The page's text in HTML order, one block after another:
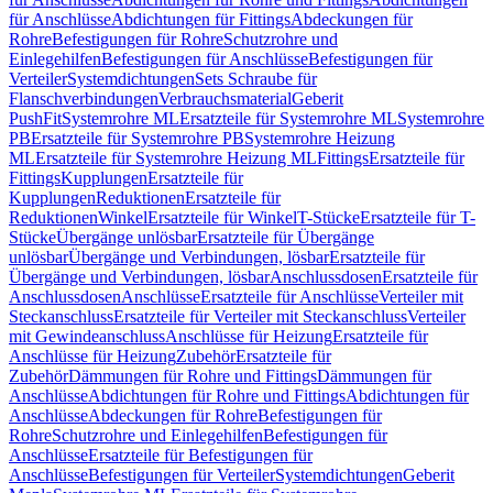
für AnschlüsseAbdichtungen für FittingsAbdeckungen für
RohreBefestigungen für RohreSchutzrohre und
EinlegehilfenBefestigungen für AnschlüsseBefestigungen für
VerteilerSystemdichtungenSets Schraube für
FlanschverbindungenVerbrauchsmaterialGeberit
PushFitSystemrohre MLErsatzteile für Systemrohre MLSystemrohre
PBErsatzteile für Systemrohre PBSystemrohre Heizung
MLErsatzteile für Systemrohre Heizung MLFittingsErsatzteile für
FittingsKupplungenErsatzteile für
KupplungenReduktionenErsatzteile für
ReduktionenWinkelErsatzteile für WinkelT-StückeErsatzteile für T-
StückeÜbergänge unlösbarErsatzteile für Übergänge
unlösbarÜbergänge und Verbindungen, lösbarErsatzteile für
Übergänge und Verbindungen, lösbarAnschlussdosenErsatzteile für
AnschlussdosenAnschlüsseErsatzteile für AnschlüsseVerteiler mit
SteckanschlussErsatzteile für Verteiler mit SteckanschlussVerteiler
mit GewindeanschlussAnschlüsse für HeizungErsatzteile für
Anschlüsse für HeizungZubehörErsatzteile für
ZubehörDämmungen für Rohre und FittingsDämmungen für
AnschlüsseAbdichtungen für Rohre und FittingsAbdichtungen für
AnschlüsseAbdeckungen für RohreBefestigungen für
RohreSchutzrohre und EinlegehilfenBefestigungen für
AnschlüsseErsatzteile für Befestigungen für
AnschlüsseBefestigungen für VerteilerSystemdichtungenGeberit